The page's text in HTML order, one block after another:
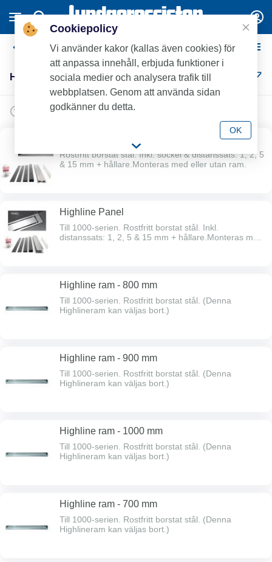
Highline
Highline (9)
Rostfritt borstat stål. Inkl. sockel & distanssats: 1, 2, 5
& 15 mm + hållare.Monteras med eller utan ram.
Highline Panel
Till 1000-serien. Rostfritt borstat stål. Inkl.
distanssats: 1, 2, 5 & 15 mm + hållare.Monteras med
Highline ram - 800 mm
Till 1000-serien. Rostfritt borstat stål. (Denna
Highlineram kan väljas bort.)
Highline ram - 900 mm
Till 1000-serien. Rostfritt borstat stål. (Denna
Highlineram kan väljas bort.)
Highline ram - 1000 mm
Till 1000-serien. Rostfritt borstat stål. (Denna
Highlineram kan väljas bort.)
Highline ram - 700 mm
Till 1000-serien. Rostfritt borstat stål. (Denna
Highlineram kan väljas bort.)
Cookiepolicy
Vi använder kakor (kallas även cookies) för
att anpassa innehåll, erbjuda funktioner i
sociala medier och analysera trafik till
webbplatsen. Genom att använda sidan
godkänner du detta.
OK